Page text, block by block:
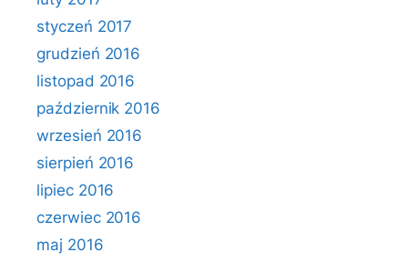
styczeń 2017
grudzień 2016
listopad 2016
październik 2016
wrzesień 2016
sierpień 2016
lipiec 2016
czerwiec 2016
maj 2016